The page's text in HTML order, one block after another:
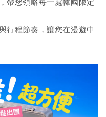
行程節奏，讓您在漫遊中